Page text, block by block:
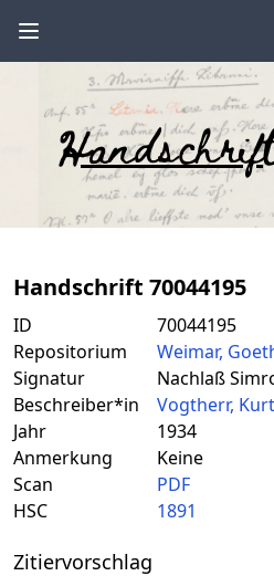
Handschrift 70044195
ID
70044195
Repositorium
Weimar,
Signatur
Nachlaß
Beschreiber*in
Vogtherr, Kurt
Jahr
1934
Anmerkung
Keine
Scan
PDF
HSC
1891
Zitiervorschlag